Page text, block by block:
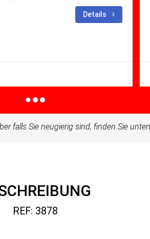
Details
falls Sie neugierig sind, finden Sie
REF: 3878